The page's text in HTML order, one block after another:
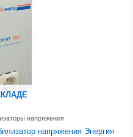
напряжения
напряжения Энергия